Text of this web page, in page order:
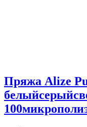
Пряжа Alize